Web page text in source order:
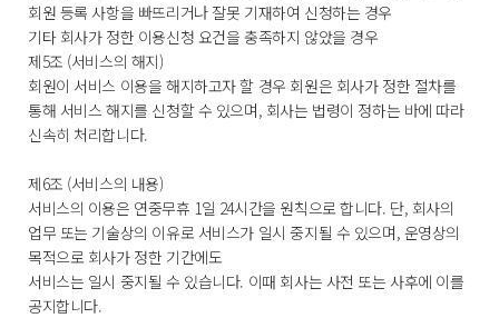
회원 등록 사항을 빠뜨리거나 잘못 기재하여 신청하는 경우
기타 회사가 정한 이용신청 요건을 충족하지 않았을 경우
제5조 (서비스의 해지)
회원이 서비스 이용을 해지하고자 할 경우 회원은 회사가 정한 절차를
통해 서비스 해지를 신청할 수 있으며, 회사는 법령이 정하는 바에 따라
신속히 처리합니다.
제6조 (서비스의 내용)
서비스의 이용은 연중무휴 1일 24시간을 원칙으로 합니다. 단, 회사의
업무 또는 기술상의 이유로 서비스가 일시 중지될 수 있으며, 운영상의
목적으로 회사가 정한 기간에도
서비스는 일시 중지될 수 있습니다. 이때 회사는 사전 또는 사후에 이를
공지합니다.